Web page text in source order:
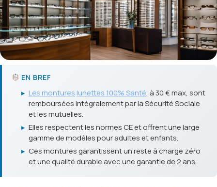
EN BREF
▸ Les montureslunettes 100% Santé, à 30 € max, sont
remboursées intégralement par la Sécurité Sociale
et les mutuelles.
▸ Elles respectent les normes CE et offrent une large
gamme de modèles pour adultes et enfants.
▸ Ces montures garantissent un reste à charge zéro
et une qualité durable avec une garantie de 2 ans.